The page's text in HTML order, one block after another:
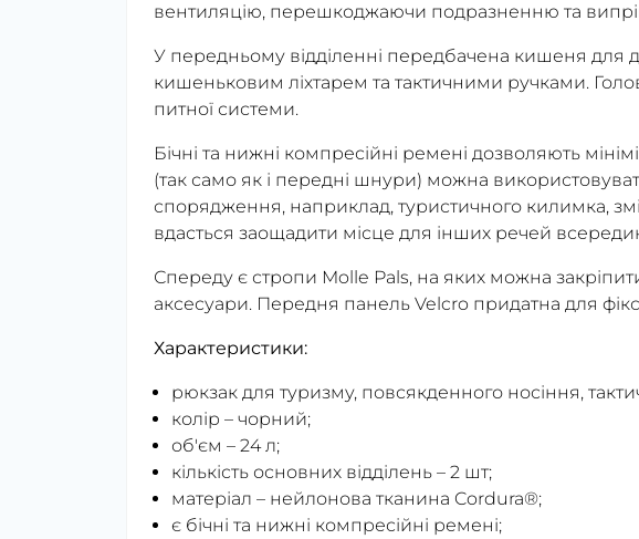
вентиляцію, перешкоджаючи подразненню та
У передньому відділенні передбачена кишеня для
кишеньковим ліхтарем та тактичними ручками.
питної системи.
Бічні та нижні компресійні ремені дозволяють
(так само як і передні шнури) можна
спорядження, наприклад, туристичного килимка,
вдасться заощадити місце для інших речей
Спереду є стропи Molle Pals, на яких можна
аксесуари. Передня панель Velcro придатна для
Характеристики:
рюкзак для туризму, повсякденного носіння,
колір – чорний;
об'єм – 24 л;
кількість основних відділень – 2 шт;
матеріал – нейлонова тканина Cordura®;
є бічні та нижні компресійні ремені;